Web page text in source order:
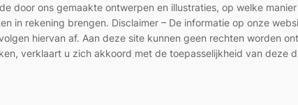
door ons gemaakte ontwerpen en illustraties, op welke
in rekening brengen. Disclaimer – De informatie op onze
hiervan af. Aan deze site kunnen geen rechten worden
verklaart u zich akkoord met de toepasselijkheid van deze